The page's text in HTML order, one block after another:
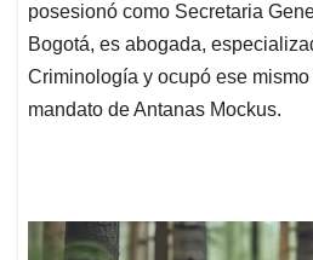
posesionó como Secretaria
Bogotá, es abogada,
Criminología y ocupó ese mismo
mandato de Antanas Mockus.